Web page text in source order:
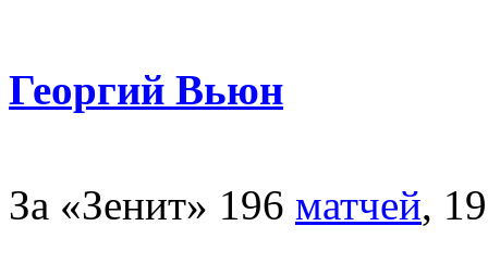
Георгий Вьюн
За «Зенит» 196 матчей,